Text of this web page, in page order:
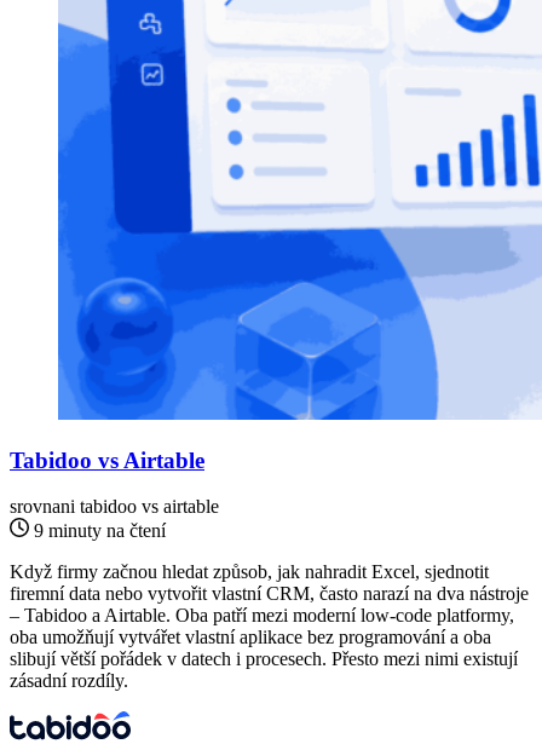
Tabidoo vs Airtable
srovnani tabidoo vs airtable
9 minuty na čtení
Když firmy začnou hledat způsob, jak nahradit Excel, sjednotit
firemní data nebo vytvořit vlastní CRM, často narazí na dva nástroje
– Tabidoo a Airtable. Oba patří mezi moderní low-code platformy,
oba umožňují vytvářet vlastní aplikace bez programování a oba
slibují větší pořádek v datech i procesech. Přesto mezi nimi existují
zásadní rozdíly.